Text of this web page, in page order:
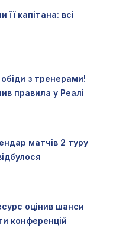
її капітана: всі
з тренерами!
правила у Реалі
матчів 2 туру
оцінив шанси
конференцій